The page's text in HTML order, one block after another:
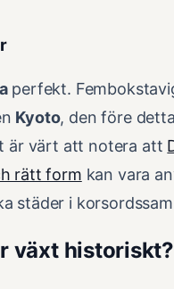
perfekt.
Kyoto, den före
är värt att notera att
rätt form kan vara
städer i
växt historiskt?